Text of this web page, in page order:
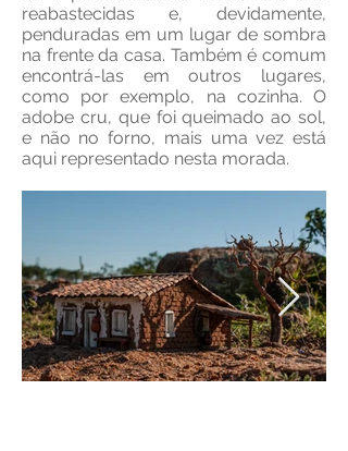
reabastecidas e, devidamente,
penduradas em um lugar de sombra
na frente da casa. Também é comum
encontrá-las em outros lugares,
como por exemplo, na cozinha. O
adobe cru, que foi queimado ao sol,
e não no forno, mais uma vez está
aqui representado nesta morada.